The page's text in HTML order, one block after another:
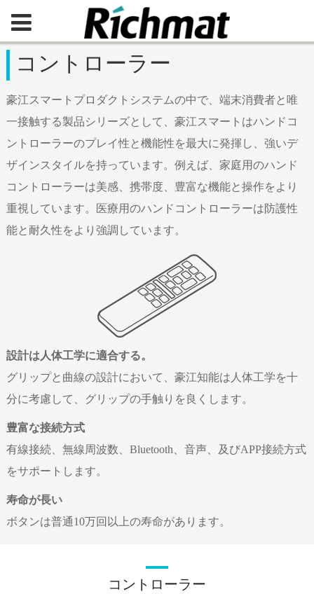
コントローラー
豪江スマートプロダクトシステムの中で、端末消費者と唯
一接触する製品シリーズとして、豪江スマートはハンドコ
ントローラーのプレイ性と機能性を最大に発揮し、強いデ
ザインスタイルを持っています。例えば、家庭用のハンド
コントローラーは美感、携帯度、豊富な機能と操作をより
重視しています。医療用のハンドコントローラーは防護性
能と耐久性をより強調しています。
設計は人体工学に適合する。
グリップと曲線の設計において、豪江知能は人体工学を十
分に考慮して、グリップの手触りを良くします。
豊富な接続方式
有線接続、無線周波数、Bluetooth、音声、及びAPP接続方式
をサポートします。
寿命が長い
ボタンは普通10万回以上の寿命があります。
コントローラー